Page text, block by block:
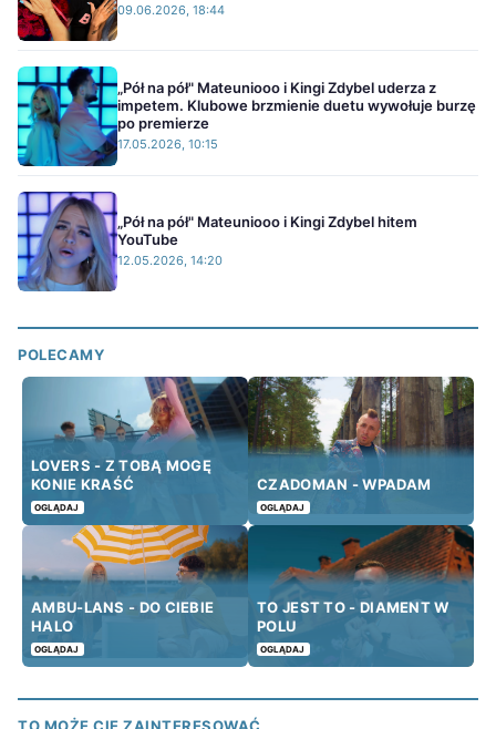
09.06.2026, 18:44
„Pół na pół" Mateuniooo i Kingi Zdybel uderza z
impetem. Klubowe brzmienie duetu wywołuje burzę
po premierze
17.05.2026, 10:15
„Pół na pół" Mateuniooo i Kingi Zdybel hitem
YouTube
12.05.2026, 14:20
POLECAMY
LOVERS - Z TOBĄ MOGĘ
KONIE KRAŚĆ
OGLĄDAJ
CZADOMAN - WPADAM
OGLĄDAJ
AMBU-LANS - DO CIEBIE
HALO
OGLĄDAJ
TO JEST TO - DIAMENT W
POLU
OGLĄDAJ